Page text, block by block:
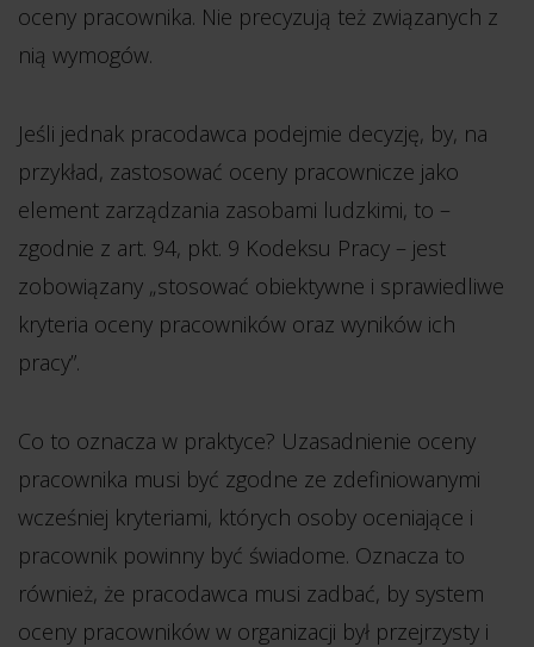
oceny pracownika. Nie precyzują też związanych z
nią wymogów.
Jeśli jednak pracodawca podejmie decyzję, by, na
przykład, zastosować oceny pracownicze jako
element zarządzania zasobami ludzkimi, to –
zgodnie z art. 94, pkt. 9 Kodeksu Pracy – jest
zobowiązany „stosować obiektywne i sprawiedliwe
kryteria oceny pracowników oraz wyników ich
pracy”.
Co to oznacza w praktyce? Uzasadnienie oceny
pracownika musi być zgodne ze zdefiniowanymi
wcześniej kryteriami, których osoby oceniające i
pracownik powinny być świadome. Oznacza to
również, że pracodawca musi zadbać, by system
oceny pracowników w organizacji był przejrzysty i